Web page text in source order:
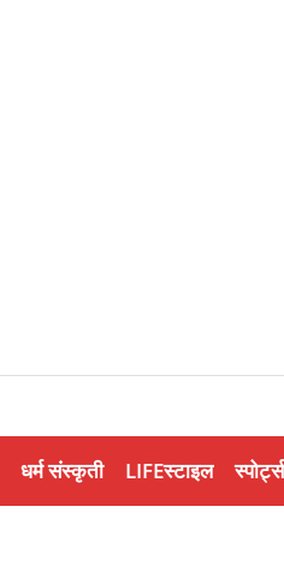
धर्म संस्कृती LIFEस्टाइल स्पोर्ट्स